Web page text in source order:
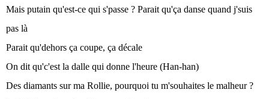
Mais putain qu'est-ce qui s'passe ? Parait qu'ça danse quand j'suis
pas là
Parait qu'dehors ça coupe, ça décale
On dit qu'c'est la dalle qui donne l'heure (Han-han)
Des diamants sur ma Rollie, pourquoi tu m'souhaites le malheur ?